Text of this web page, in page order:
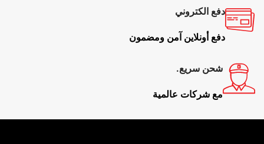
دفع الكتروني
دفع أونلاين آمن ومضمون
شحن سريع.
مع شركات عالمية